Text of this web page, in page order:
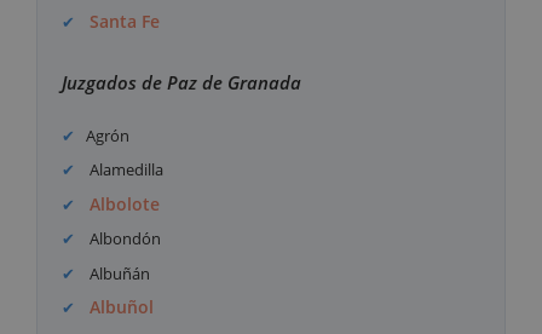
Santa Fe
Juzgados de Paz de Granada
Agrón
Alamedilla
Albolote
Albondón
Albuñán
Albuñol